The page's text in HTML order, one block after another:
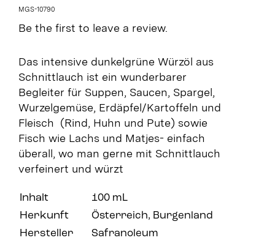
MGS-10790
Be the first to leave a review.
Das intensive dunkelgrüne Würzöl aus
Schnittlauch ist ein wunderbarer
Begleiter für Suppen, Saucen, Spargel,
Wurzelgemüse, Erdäpfel/Kartoffeln und
Fleisch (Rind, Huhn und Pute) sowie
Fisch wie Lachs und Matjes- einfach
überall, wo man gerne mit Schnittlauch
verfeinert und würzt
Inhalt
100 mL
Herkunft
Österreich, Burgenland
Hersteller
Safranoleum